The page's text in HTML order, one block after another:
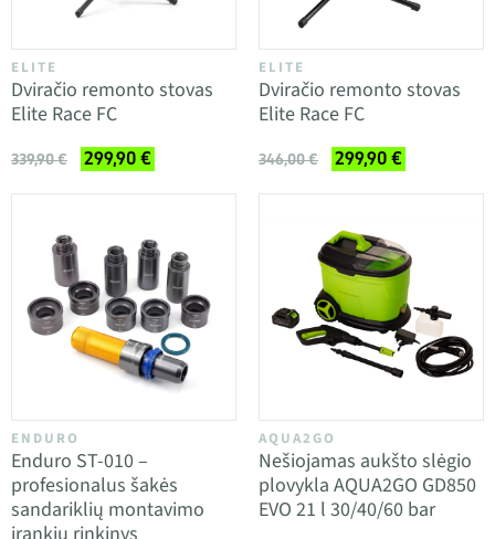
ELITE
Dviračio remonto stovas
Elite Race FC
339,90 € 299,90 €
ELITE
Dviračio remonto stovas
Elite Race FC
346,00 € 299,90 €
ENDURO
Enduro ST-010 –
profesionalus šakės
sandariklių montavimo
AQUA2GO
Nešiojamas aukšto slėgio
plovykla AQUA2GO GD850
EVO 21 l 30/40/60 bar